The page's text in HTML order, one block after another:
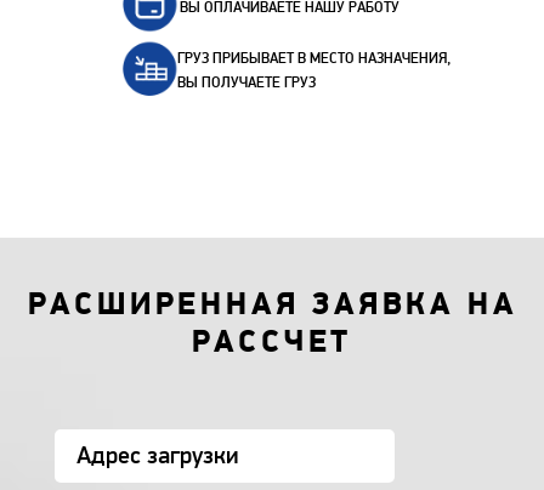
ВЫ ОПЛАЧИВАЕТЕ НАШУ РАБОТУ
ГРУЗ ПРИБЫВАЕТ В МЕСТО НАЗНАЧЕНИЯ,
ВЫ ПОЛУЧАЕТЕ ГРУЗ
РАСШИРЕННАЯ ЗАЯВКА НА
РАССЧЕТ